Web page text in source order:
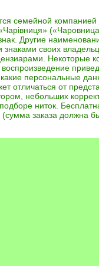
семейной компанией
Другие
своих
Некоторые
персональные
отличаться от
небольших
ниток.
(сумма заказа должна